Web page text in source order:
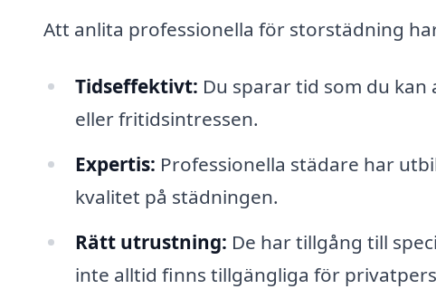
Att anlita professionella för storstädning
Tidseffektivt: Du sparar tid som du
eller fritidsintressen.
Expertis: Professionella städare har
kvalitet på städningen.
Rätt utrustning: De har tillgång till
inte alltid finns tillgängliga för